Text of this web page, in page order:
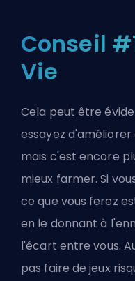
Conseil
Vie
Cela peut être
essayez
mais c'est encore
mieux farmer. Si
ce que vous ferez
en le donnant à
l'écart entre vous.
pas faire de jeux